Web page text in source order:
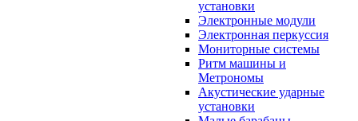
установки
Электронные модули
Электронная перкуссия
Мониторные системы
Ритм машины и
Метрономы
Акустические ударные
установки